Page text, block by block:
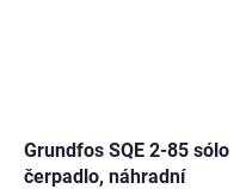
Grundfos SQE 2-85 sólo
čerpadlo, náhradní